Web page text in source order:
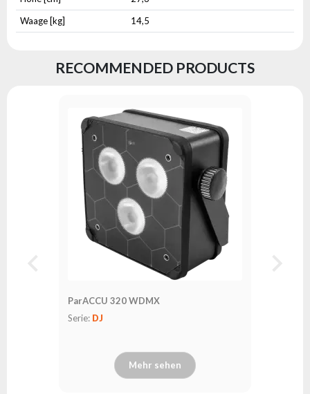
Waage [kg]
14,5
RECOMMENDED PRODUCTS
ParACCU 320 WDMX
Serie: DJ
Mehr sehen